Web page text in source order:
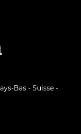
Bas - Suisse -